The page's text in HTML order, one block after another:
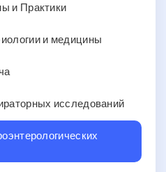
и Практики
и медицины
исследований